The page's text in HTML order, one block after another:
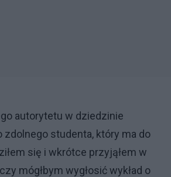
autorytetu w dziedzinie
studenta, który ma do
się i wkrótce przyjąłem w
mógłbym wygłosić wykład o